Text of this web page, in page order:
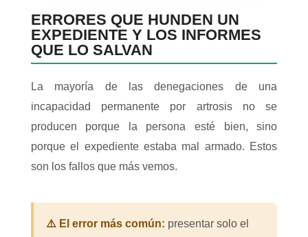
ERRORES QUE HUNDEN UN
EXPEDIENTE Y LOS INFORMES
QUE LO SALVAN
La mayoría de las denegaciones de una
incapacidad permanente por artrosis no se
producen porque la persona esté bien, sino
porque el expediente estaba mal armado. Estos
son los fallos que más vemos.
⚠️ El error más común: presentar solo el